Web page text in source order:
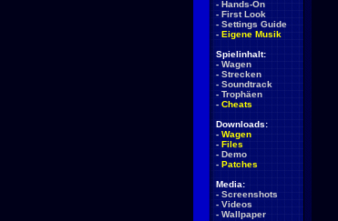
- Hands-On
- First Look
- Settings Guide
- Eigene Musik
Spielinhalt:
- Wagen
- Strecken
- Soundtrack
- Trophäen
- Cheats
Downloads:
- Wagen
- Files
- Demo
- Patches
Media:
- Screenshots
- Videos
- Wallpaper